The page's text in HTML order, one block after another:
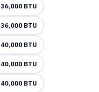
36,000 BTU
36,000 BTU
40,000 BTU
40,000 BTU
40,000 BTU